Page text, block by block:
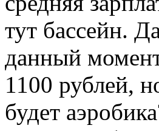
тут бассейн.
данный
1100 рублей,
будет